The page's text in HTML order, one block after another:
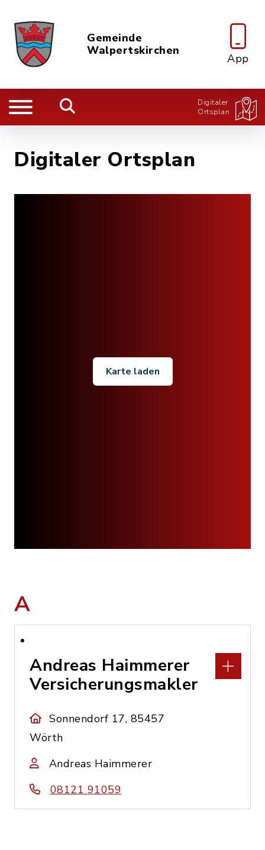
Gemeinde
Walpertskirchen
App
Digitaler
Ortsplan
Digitaler Ortsplan
Karte laden
A
Andreas Haimmerer
Versicherungsmakler
Sonnendorf 17, 85457
Wörth
Andreas Haimmerer
08121 91059